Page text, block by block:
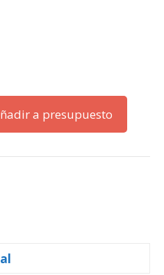
a presupuesto